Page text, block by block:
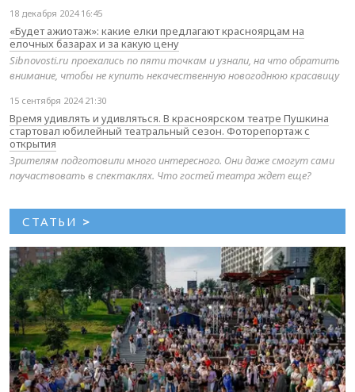
18 декабря 2024 16:45
«Будет ажиотаж»: какие елки предлагают красноярцам на
елочных базарах и за какую цену
Sibnovosti.ru проехались по пяти точкам и узнали, на что обратить
внимание, чтобы не купить некачественную новогоднюю красавицу
15 сентября 2024 21:30
Время удивлять и удивляться. В красноярском театре Пушкина
стартовал юбилейный театральный сезон. Фоторепортаж с
открытия
Зрителям подготовили много интересного. Они даже смогут сами
поучаствовать в спектаклях. Что гостей театра ждет еще?
СТАТЬИ >